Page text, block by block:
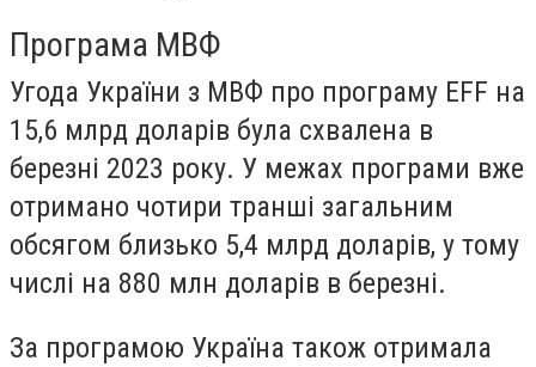
Програма МВФ
Угода України з МВФ про програму EFF на
15,6 млрд доларів була схвалена в
березні 2023 року. У межах програми вже
отримано чотири транші загальним
обсягом близько 5,4 млрд доларів, у тому
числі на 880 млн доларів в березні.
За програмою Україна також отримала